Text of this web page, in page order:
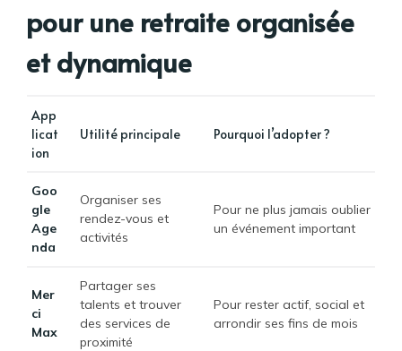
pour une retraite organisée
et dynamique
App
licat
ion
Utilité principale Pourquoi l’adopter ?
Goo
gle
Age
nda
Organiser ses
rendez-vous et
activités
Pour ne plus jamais oublier
un événement important
Mer
ci
Max
Partager ses
talents et trouver
des services de
proximité
Pour rester actif, social et
arrondir ses fins de mois